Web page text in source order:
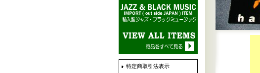
特定商取引法表示